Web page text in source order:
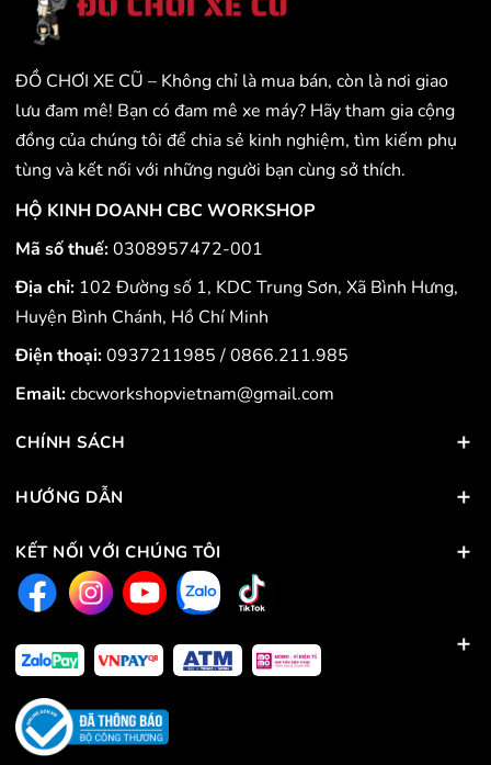
ĐỒ CHƠI XE CŨ – Không chỉ là mua bán, còn là nơi giao
lưu đam mê! Bạn có đam mê xe máy? Hãy tham gia cộng
đồng của chúng tôi để chia sẻ kinh nghiệm, tìm kiếm phụ
tùng và kết nối với những người bạn cùng sở thích.
HỘ KINH DOANH CBC WORKSHOP
Mã số thuế:0308957472-001
Địa chỉ: 102 Đường số 1, KDC Trung Sơn, Xã Bình Hưng,
Huyện Bình Chánh, Hồ Chí Minh
Điện thoại:0937211985/0866.211.985
Email:cbcworkshopvietnam@gmail.com
CHÍNH SÁCH
HƯỚNG DẪN
KẾT NỐI VỚI CHÚNG TÔI